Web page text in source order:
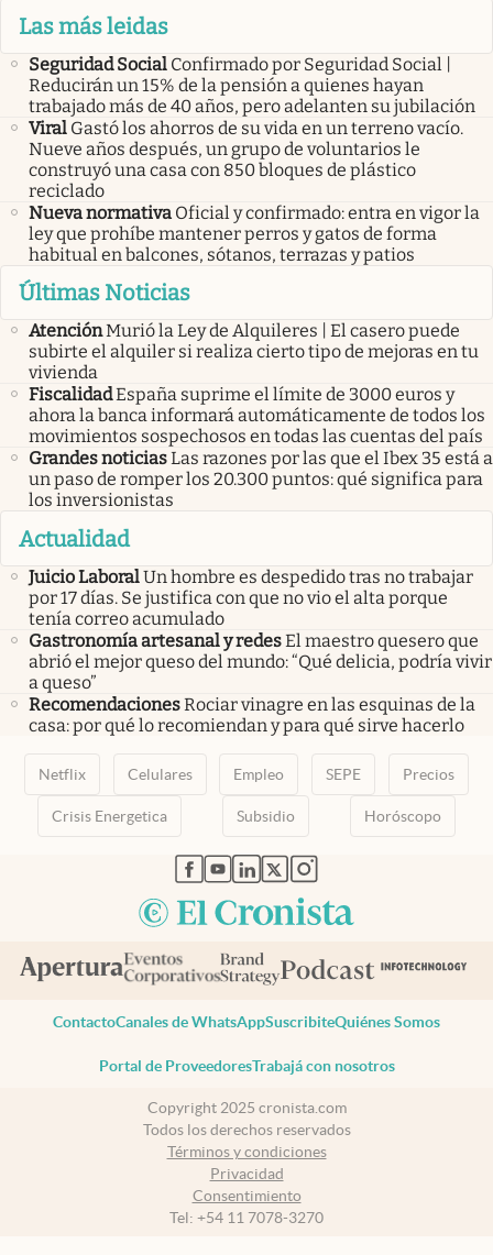
Las más leidas
Seguridad Social Confirmado por Seguridad Social |
Reducirán un 15% de la pensión a quienes hayan
trabajado más de 40 años, pero adelanten su jubilación
Viral Gastó los ahorros de su vida en un terreno vacío.
Nueve años después, un grupo de voluntarios le
construyó una casa con 850 bloques de plástico
reciclado
Nueva normativa Oficial y confirmado: entra en vigor la
ley que prohíbe mantener perros y gatos de forma
habitual en balcones, sótanos, terrazas y patios
Últimas Noticias
AtenciónMurió la Ley de Alquileres | El casero puede
subirte el alquiler si realiza cierto tipo de mejoras en tu
vivienda
FiscalidadEspaña suprime el límite de 3000 euros y
ahora la banca informará automáticamente de todos los
movimientos sospechosos en todas las cuentas del país
Grandes noticiasLas razones por las que el Ibex 35 está a
un paso de romper los 20.300 puntos: qué significa para
los inversionistas
Actualidad
Juicio LaboralUn hombre es despedido tras no trabajar
por 17 días. Se justifica con que no vio el alta porque
tenía correo acumulado
Gastronomía artesanal y redesEl maestro quesero que
abrió el mejor queso del mundo: “Qué delicia, podría vivir
a queso”
RecomendacionesRociar vinagre en las esquinas de la
casa: por qué lo recomiendan y para qué sirve hacerlo
Netflix Celulares Empleo SEPE Precios
Crisis Energetica Subsidio Horóscopo
abre en nueva pestaña
abre en nueva pestaña
abre en nueva pestaña
abre en nueva pestaña
abre en nueva pestaña
ContactoCanales de WhatsAppSuscribiteQuiénes Somos
Portal de ProveedoresTrabajá con nosotros
Copyright 2025 cronista.com
Todos los derechos reservados
Términos y condiciones
Privacidad
Consentimiento
Tel: +54 11 7078-3270